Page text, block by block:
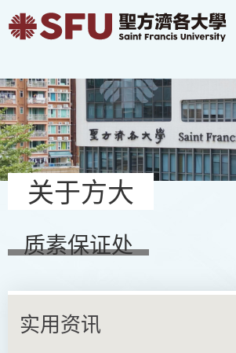
关于方大
质素保证处
实用资讯